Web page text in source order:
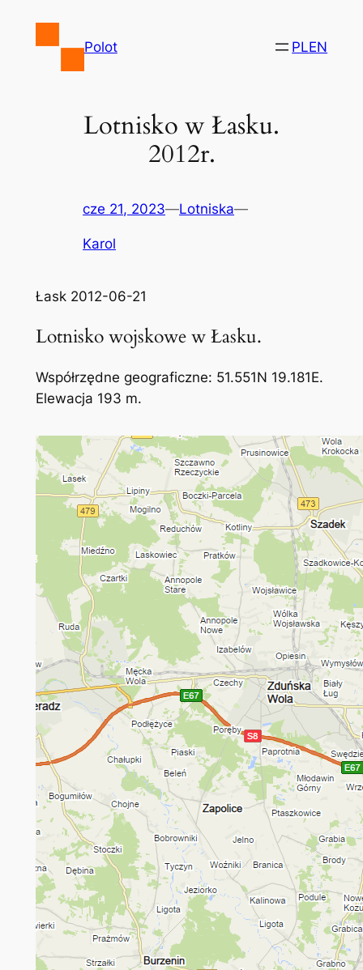
Polot PLEN
Lotnisko w Łasku.
2012r.
cze 21, 2023—Lotniska—
Karol
Łask 2012-06-21
Lotnisko wojskowe w Łasku.
Współrzędne geograficzne: 51.551N 19.181E.
Elewacja 193 m.